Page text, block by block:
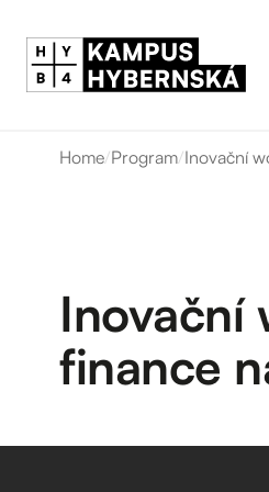
Home/Program/Inovační
Inovační
finance